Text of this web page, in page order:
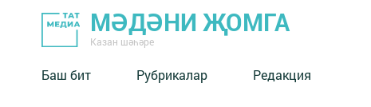
МӘДӘНИ ҖОМГА
Казан шәһәре
Баш бит Рубрикалар Редакция